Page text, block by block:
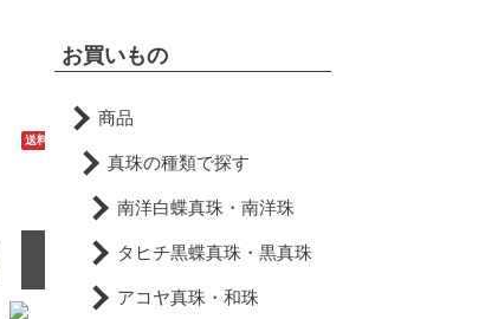
送料無料
SOLD OUT
お買いもの
商品
真珠の種類で探す
南洋白蝶真珠・南洋珠
タヒチ黒蝶真珠・黒真珠
アコヤ真珠・和珠